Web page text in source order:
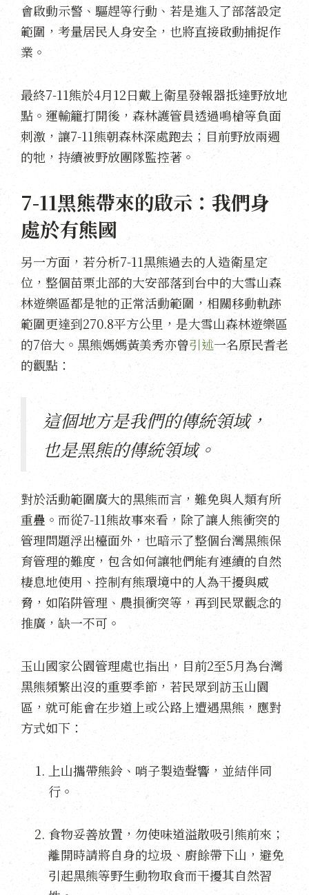
會啟動示警、驅趕等行動、若是進入了部落設定
範圍，考量居民人身安全，也將直接啟動捕捉作
業。
最終7-11熊於4月12日戴上衛星發報器抵達野放地
點。運輸籠打開後，森林護管員透過鳴槍等負面
刺激，讓7-11熊朝森林深處跑去；目前野放兩週
的牠，持續被野放團隊監控著。
7-11黑熊帶來的啟示：我們身
處於有熊國
另一方面，若分析7-11黑熊過去的人造衛星定
位，整個苗栗北部的大安部落到台中的大雪山森
林遊樂區都是牠的正常活動範圍，相關移動軌跡
範圍更達到270.8平方公里，是大雪山森林遊樂區
的7倍大。黑熊媽媽黃美秀亦曾引述一名原民耆老
的觀點：
這個地方是我們的傳統領域，
也是黑熊的傳統領域。
對於活動範圍廣大的黑熊而言，難免與人類有所
重疊。而從7-11熊故事來看，除了讓人熊衝突的
管理問題浮出檯面外，也暗示了整個台灣黑熊保
育管理的難度，包含如何讓牠們能有連續的自然
棲息地使用、控制有熊環境中的人為干擾與威
脅，如陷阱管理、農損衝突等，再到民眾觀念的
推廣，缺一不可。
玉山國家公園管理處也指出，目前2至5月為台灣
黑熊頻繁出沒的重要季節，若民眾到訪玉山園
區，就可能會在步道上或公路上遭遇黑熊，應對
方式如下：
上山攜帶熊鈴、哨子製造聲響，並結伴同
行。
食物妥善放置，勿使味道溢散吸引熊前來；
離開時請將自身的垃圾、廚餘帶下山，避免
引起黑熊等野生動物取食而干擾其自然習